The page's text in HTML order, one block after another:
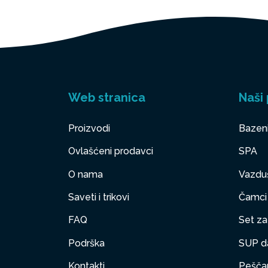
Web stranica
Proizvodi
Ovlašćeni prodavci
O nama
Saveti i trikovi
FAQ
Podrška
Naši
SPA
Čamci
Set
SUP